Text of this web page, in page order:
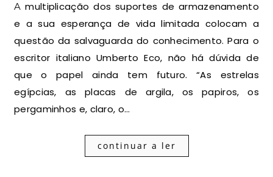
A multiplicação dos suportes de armazenamento
e a sua esperança de vida limitada colocam a
questão da salvaguarda do conhecimento. Para o
escritor italiano Umberto Eco, não há dúvida de
que o papel ainda tem futuro. “As estrelas
egípcias, as placas de argila, os papiros, os
pergaminhos e, claro, o…
continuar a ler